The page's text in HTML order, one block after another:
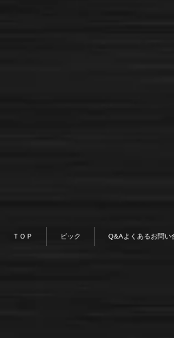
ＴＯＰ ピック Q&Aよくあるお問い